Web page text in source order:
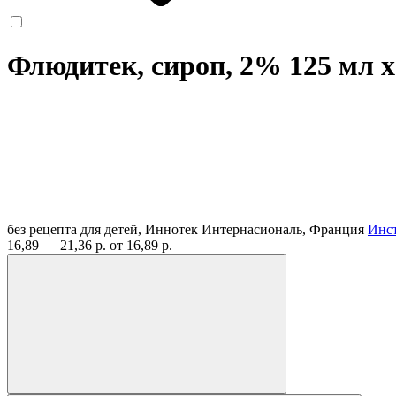
Флюдитек, сироп, 2% 125 мл
без рецепта для детей, Иннотек Интернасиональ, Франция
16,89 — 21,36 р. от 16,89 р.